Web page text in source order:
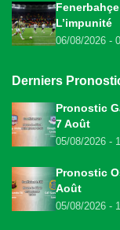
L’impunité
06/08/2026 -
Derniers
Pronostic
7 Août
05/08/2026 -
Pronostic
Août
05/08/2026 -